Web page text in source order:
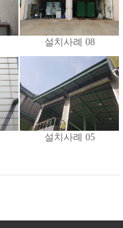
설치사례 08
설치사례 05